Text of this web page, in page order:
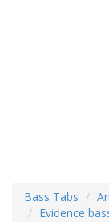
Bass Tabs
Evidence